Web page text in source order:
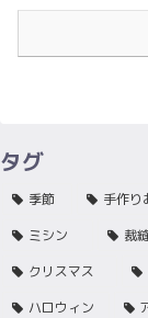
タグ
季節 手作り
ミシン
裁
クリスマス
ハロウィン